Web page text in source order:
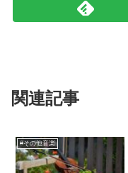
関連記事
#その他音楽